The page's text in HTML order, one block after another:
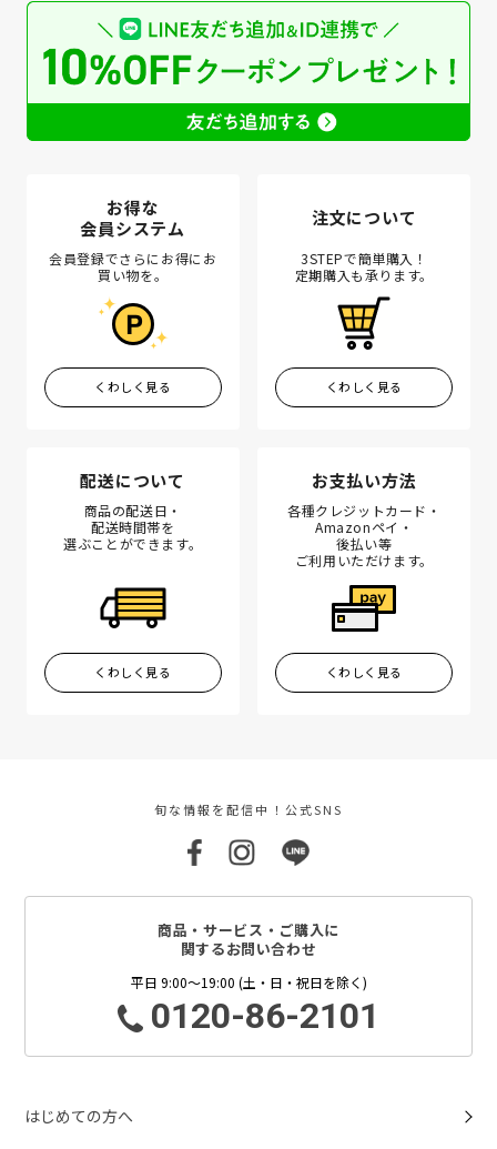
お得な
会員システム
会員登録でさらにお得にお
買い物を。
くわしく見る
注文について
3STEPで簡単購入！
定期購入も承ります。
くわしく見る
配送について
商品の配送日・
配送時間帯を
選ぶことができます。
くわしく見る
お支払い方法
各種クレジットカード・
Amazonペイ・
後払い等
ご利用いただけます。
くわしく見る
旬な情報を配信中！公式SNS
商品・サービス・ご購入に
関するお問い合わせ
平日 9:00～19:00 (土・日・祝日を除く)
0120-86-2101
はじめての方へ